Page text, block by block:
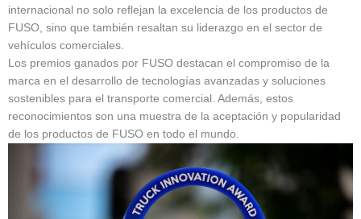
internacional no solo reflejan la excelencia de los productos de
FUSO, sino que también resaltan su liderazgo en el sector de
vehículos comerciales.
Los premios ganados por FUSO destacan el compromiso de la
marca en el desarrollo de tecnologías avanzadas y soluciones
sostenibles para el transporte comercial. Además, estos
reconocimientos son una muestra de la aceptación y popularidad
de los productos de FUSO en todo el mundo.